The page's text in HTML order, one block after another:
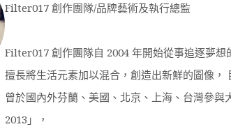
Filter017 創作團隊/品牌藝術及執行總監
Filter017 創作團隊自 2004 年開始從事追逐夢想
擅長將生活元素加以混合，創造出新鮮的圖像
曾於國內外芬蘭、美國、北京、上海、台灣參與
2013」，